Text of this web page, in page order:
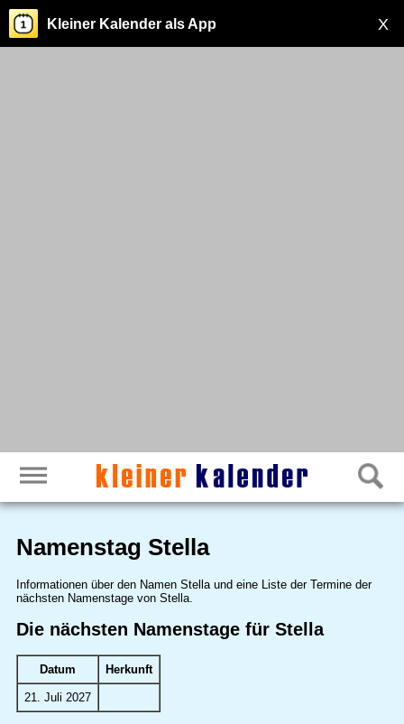
X
Kleiner Kalender als App
Namenstag Stella
Informationen über den Namen Stella und eine Liste der Termine der
nächsten Namenstage von Stella.
Die nächsten Namenstage für Stella
Datum Herkunft
21. Juli 2027